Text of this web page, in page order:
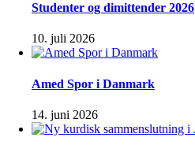
Studenter og dimittender 2026
10. juli 2026
Amed Spor i Danmark
14. juni 2026